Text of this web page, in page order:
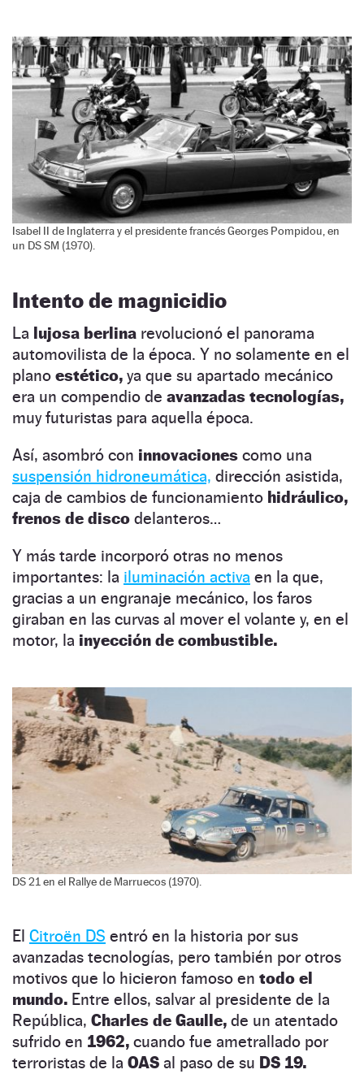
Isabel II de Inglaterra y el presidente francés Georges Pompidou, en
un DS SM (1970).
Intento de magnicidio
La lujosa berlina revolucionó el panorama
automovilista de la época. Y no solamente en el
plano estético, ya que su apartado mecánico
era un compendio de avanzadas tecnologías,
muy futuristas para aquella época.
Así, asombró con innovaciones como una
suspensión hidroneumática, dirección asistida,
caja de cambios de funcionamiento hidráulico,
frenos de disco delanteros…
Y más tarde incorporó otras no menos
importantes: la iluminación activa en la que,
gracias a un engranaje mecánico, los faros
giraban en las curvas al mover el volante y, en el
motor, la inyección de combustible.
DS 21 en el Rallye de Marruecos (1970).
El Citroën DS entró en la historia por sus
avanzadas tecnologías, pero también por otros
motivos que lo hicieron famoso en todo el
mundo. Entre ellos, salvar al presidente de la
República, Charles de Gaulle, de un atentado
sufrido en 1962, cuando fue ametrallado por
terroristas de la OAS al paso de su DS 19.